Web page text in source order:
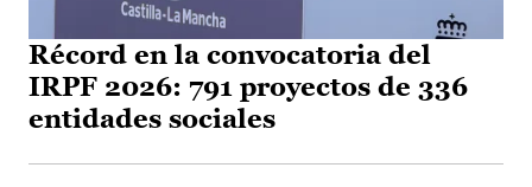
Récord en la convocatoria del
IRPF 2026: 791 proyectos de 336
entidades sociales